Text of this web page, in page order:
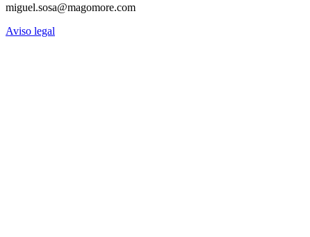
miguel.sosa@magomore.com
Aviso legal